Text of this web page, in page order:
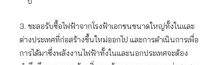
3. ชะลอรับซื้อไฟฟ้าจากโรงฟ้าเอกชนขนาดใหญ่ทั้งในและ
ต่างประเทศที่ก่อสร้างขึ้นใหม่ออกไป และการดำเนินการเพื่อ
การได้มาซึ่งพลังงานไฟฟ้าทั้งในและนอกประเทศจะต้อง